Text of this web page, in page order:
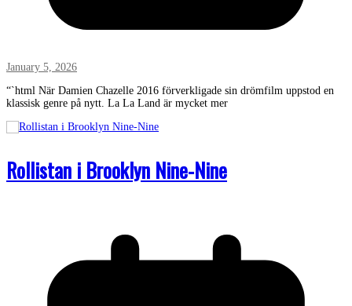
January 5, 2026
“`html När Damien Chazelle 2016 förverkligade sin drömfilm uppstod en
klassisk genre på nytt. La La Land är mycket mer
Rollistan i Brooklyn Nine-Nine